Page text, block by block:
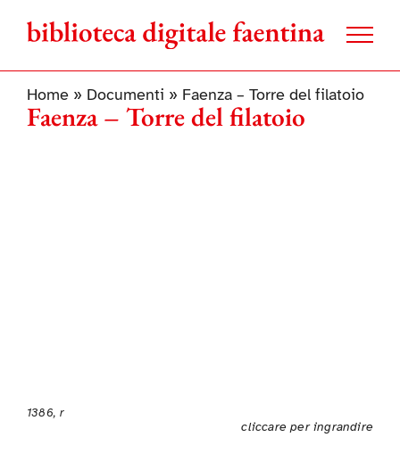
contenuto
Home» Documenti » Faenza – Torre del filatoio
Faenza – Torre del filatoio
1386, r
cliccare per ingrandire